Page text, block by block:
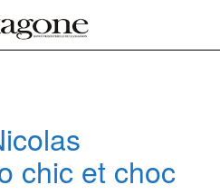
chic et choc